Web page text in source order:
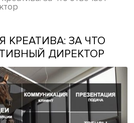
креатива: за что
КРЕАТИВА: ЗА
ДИРЕКТОР